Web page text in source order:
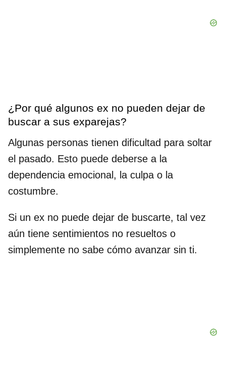
¿Por qué algunos ex no pueden dejar de
buscar a sus exparejas?
Algunas personas tienen dificultad para soltar
el pasado. Esto puede deberse a la
dependencia emocional, la culpa o la
costumbre.
Si un ex no puede dejar de buscarte, tal vez
aún tiene sentimientos no resueltos o
simplemente no sabe cómo avanzar sin ti.